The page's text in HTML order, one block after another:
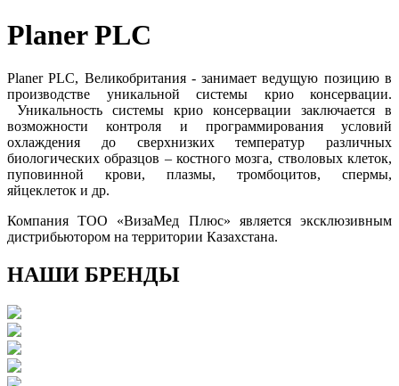
Planer PLC
Planer PLC, Великобритания - занимает ведущую позицию в
производстве уникальной системы крио консервации.
Уникальность системы крио консервации заключается в
возможности контроля и программирования условий
охлаждения до сверхнизких температур различных
биологических образцов – костного мозга, стволовых клеток,
пуповинной крови, плазмы, тромбоцитов, спермы,
яйцеклеток и др.
Компания ТОО «ВизаМед Плюс» является эксклюзивным
дистрибьютором на территории Казахстана.
НАШИ БРЕНДЫ